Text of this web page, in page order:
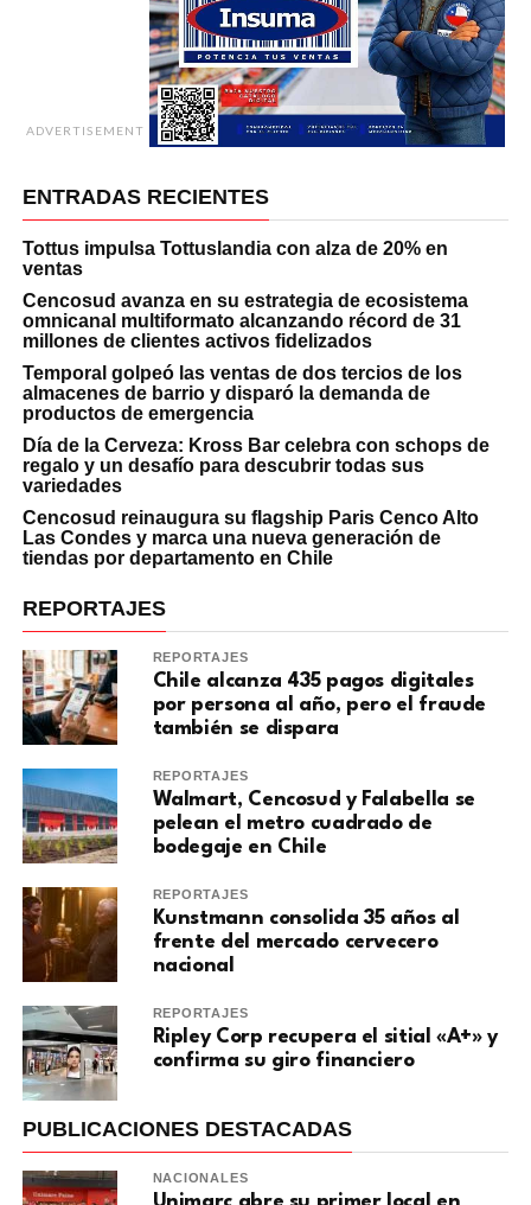
ADVERTISEMENT
ENTRADAS RECIENTES
Tottus impulsa Tottuslandia con alza de 20% en
ventas
Cencosud avanza en su estrategia de ecosistema
omnicanal multiformato alcanzando récord de 31
millones de clientes activos fidelizados
Temporal golpeó las ventas de dos tercios de los
almacenes de barrio y disparó la demanda de
productos de emergencia
Día de la Cerveza: Kross Bar celebra con schops de
regalo y un desafío para descubrir todas sus
variedades
Cencosud reinaugura su flagship Paris Cenco Alto
Las Condes y marca una nueva generación de
tiendas por departamento en Chile
REPORTAJES
REPORTAJES
Chile alcanza 435 pagos digitales
por persona al año, pero el fraude
también se dispara
REPORTAJES
Walmart, Cencosud y Falabella se
pelean el metro cuadrado de
bodegaje en Chile
REPORTAJES
Kunstmann consolida 35 años al
frente del mercado cervecero
nacional
REPORTAJES
Ripley Corp recupera el sitial «A+» y
confirma su giro financiero
PUBLICACIONES DESTACADAS
NACIONALES